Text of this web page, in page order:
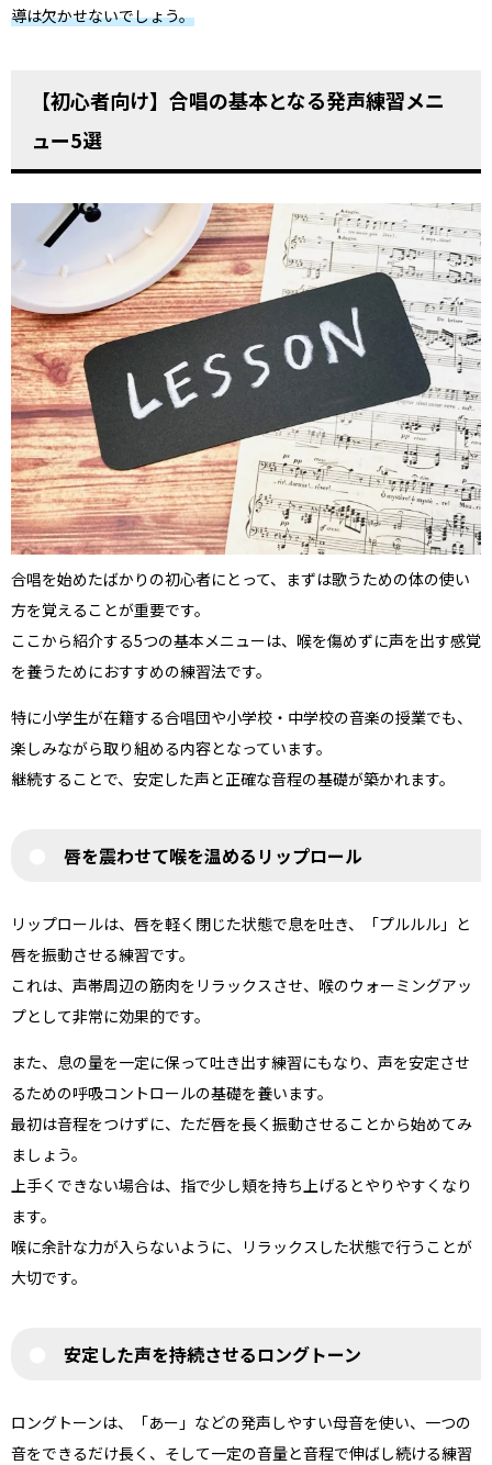
導は欠かせないでしょう。
【初心者向け】合唱の基本となる発声練習メニ
ュー5選
合唱を始めたばかりの初心者にとって、まずは歌うための体の使い
方を覚えることが重要です。
ここから紹介する5つの基本メニューは、喉を傷めずに声を出す感覚
を養うためにおすすめの練習法です。
特に小学生が在籍する合唱団や小学校・中学校の音楽の授業でも、
楽しみながら取り組める内容となっています。
継続することで、安定した声と正確な音程の基礎が築かれます。
唇を震わせて喉を温めるリップロール
リップロールは、唇を軽く閉じた状態で息を吐き、「プルルル」と
唇を振動させる練習です。
これは、声帯周辺の筋肉をリラックスさせ、喉のウォーミングアッ
プとして非常に効果的です。
また、息の量を一定に保って吐き出す練習にもなり、声を安定させ
るための呼吸コントロールの基礎を養います。
最初は音程をつけずに、ただ唇を長く振動させることから始めてみ
ましょう。
上手くできない場合は、指で少し頬を持ち上げるとやりやすくなり
ます。
喉に余計な力が入らないように、リラックスした状態で行うことが
大切です。
安定した声を持続させるロングトーン
ロングトーンは、「あー」などの発声しやすい母音を使い、一つの
音をできるだけ長く、そして一定の音量と音程で伸ばし続ける練習